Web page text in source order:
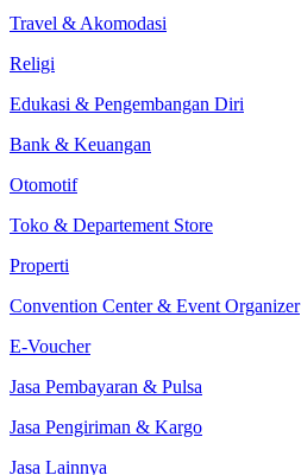
Travel & Akomodasi
Religi
Edukasi & Pengembangan Diri
Bank & Keuangan
Otomotif
Toko & Departement Store
Properti
Convention Center & Event Organizer
E-Voucher
Jasa Pembayaran & Pulsa
Jasa Pengiriman & Kargo
Jasa Lainnya